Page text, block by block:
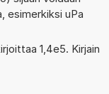
esimerkiksi uPa
1,4e5. Kirjain